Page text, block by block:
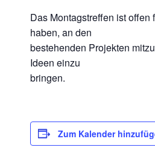
Das Montagstreffen ist offen
haben, an den
bestehenden Projekten
Ideen einzu
bringen.
Zum Kalender